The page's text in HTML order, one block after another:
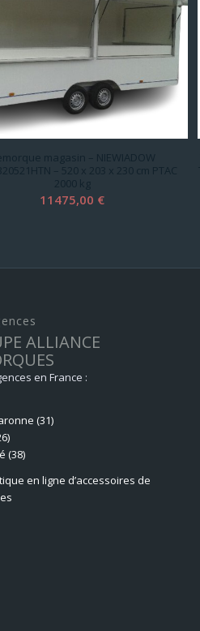
magasin – NIEWIADOW
– 520 x 203 x 230 cm PTAC
2000 kg
11475,00 €
ALLIANCE
en France :
(31)
(38)
en ligne d’accessoires de